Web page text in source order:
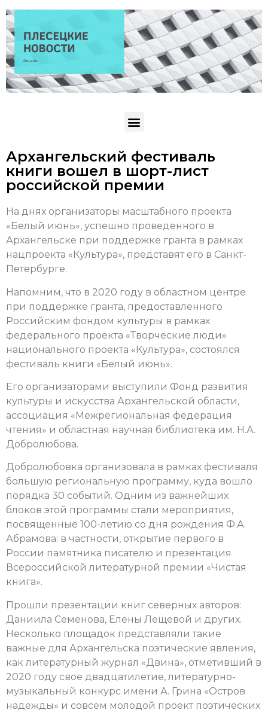
Архангельский фестиваль
книги вошел в шорт-лист
российской премии
На днях организаторы масштабного проекта
«Белый июнь», успешно проведенного в
Архангельске при поддержке гранта в рамках
нацпроекта «Культура», представят его в Санкт-
Петербурге.
Напомним, что в 2020 году в областном центре
при поддержке гранта, предоставленного
Российским фондом культуры в рамках
федерального проекта «Творческие люди»
национального проекта «Культура», состоялся
фестиваль книги «Белый июнь».
Его организаторами выступили Фонд развития
культуры и искусства Архангельской области,
ассоциация «Межрегиональная федерация
чтения» и областная научная библиотека им. Н.А.
Добролюбова.
Добролюбовка организовала в рамках фестиваля
большую региональную программу, куда вошло
порядка 30 событий. Одним из важнейших
блоков этой программы стали мероприятия,
посвященные 100-летию со дня рождения Ф.А.
Абрамова: в частности, открытие первого в
России памятника писателю и презентация
Всероссийской литературной премии «Чистая
книга».
Прошли презентации книг северных авторов:
Даниила Семенова, Елены Лещевой и других.
Несколько площадок представляли такие
важные для Архангельска поэтические явления,
как литературный журнал «Двина», отметивший в
2020 году свое двадцатилетие, литературно-
музыкальный конкурс имени А. Грина «Остров
надежды» и совсем молодой проект поэтических